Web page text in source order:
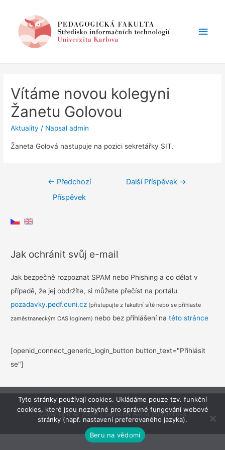
Vítáme novou kolegyni
Žanetu Golovou
Aktuality / Napsaladmin
Žaneta Golová nastupuje na pozici sekretářky SIT.
Navigace
← Předchozí
Příspěvek
Další Příspěvek →
Jak ochránit svůj e-mail
Jak bezpečně rozpoznat SPAM nebo Phishing a co dělat v
případě, že jej obdržíte, si můžete přečíst na portálu
pozadavky.pedf.cuni.cz (přistupujte z fakultní sítě nebo se přihlaste
zaměstnaneckým CAS loginem) nebo bez přihlášení natéto stránce
[openid_connect_generic_login_button button_text="Přihlásit
se"]
Copyright © 2026|Šablona Astra WordPress
Tyto stránky používají cookies. Ukládáme pouze tzv. funkční
cookies, které jsou nezbytné pro správné fungování webové
stránky (např. nastavení preferovaného jazyka).
Beru na vědomí